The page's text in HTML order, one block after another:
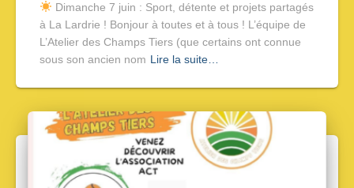
Dimanche 7 juin : Sport, détente et projets partagés
à La Lardrie ! Bonjour à toutes et à tous ! L’équipe de
L’Atelier des Champs Tiers (que certains ont connue
sous son ancien nom Lire la suite…